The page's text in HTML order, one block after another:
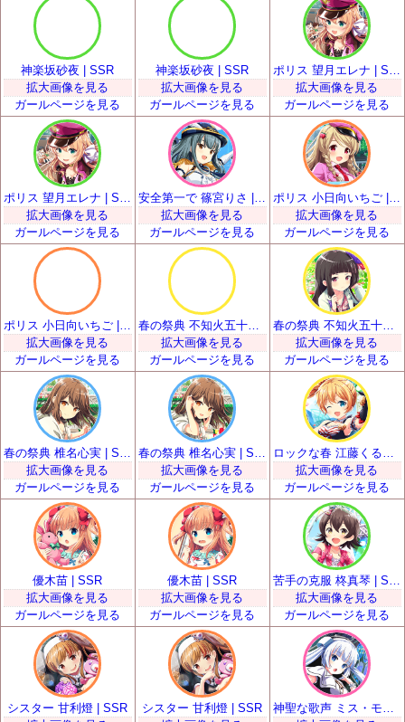
神楽坂砂夜 | SSR
拡大画像を見る
ガールページを見る
神楽坂砂夜 | SSR
拡大画像を見る
ガールページを見る
拡大画像を見る
ガールページを見る
拡大画像を見る
ガールページを見る
安全第一で 篠宮りさ | SSR
拡大画像を見る
ガールページを見る
ポリス 小日向いちご | SSR
拡大画像を見る
ガールページを見る
拡大画像を見る
ガールページを見る
春の祭典 不知火五十鈴 | SSR
拡大画像を見る
ガールページを見る
春の祭典 不知火五十鈴 | SSR
拡大画像を見る
ガールページを見る
拡大画像を見る
ガールページを見る
拡大画像を見る
ガールページを見る
拡大画像を見る
ガールページを見る
優木苗 | SSR
拡大画像を見る
ガールページを見る
優木苗 | SSR
拡大画像を見る
ガールページを見る
拡大画像を見る
ガールページを見る
シスター 甘利燈 | SSR
シスター 甘利燈 | SSR